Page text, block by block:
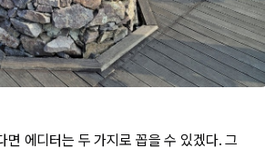
면 에디터는 두 가지로 꼽을 수 있겠다. 그